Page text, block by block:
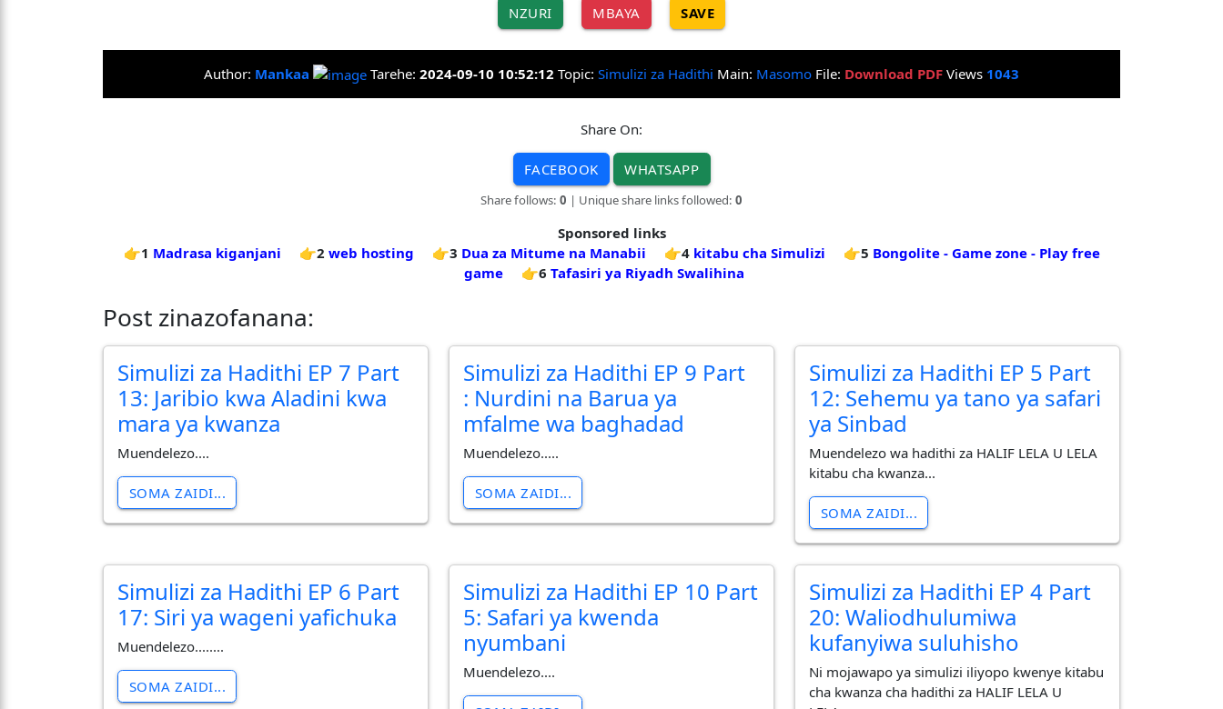
NZURI MBAYA SAVE
Author: Mankaa Tarehe: 2024-09-10 10:52:12 Topic: Simulizi za Hadithi Main: Masomo File: Download PDF Views 1043
Share On:
FACEBOOK WHATSAPP
Share follows: 0 | Unique share links followed: 0
Sponsored links
👉1 Madrasa kiganjani 👉2 web hosting 👉3 Dua za Mitume na Manabii 👉4 kitabu cha Simulizi 👉5 Bongolite - Game zone - Play free
game
👉6 Tafasiri ya Riyadh Swalihina
Post zinazofanana:
Simulizi za Hadithi EP 7 Part
13: Jaribio kwa Aladini kwa
mara ya kwanza
Muendelezo....
SOMA ZAIDI...
Simulizi za Hadithi EP 9 Part
: Nurdini na Barua ya
mfalme wa baghadad
Muendelezo.....
SOMA ZAIDI...
Simulizi za Hadithi EP 5 Part
12: Sehemu ya tano ya safari
ya Sinbad
Muendelezo wa hadithi za HALIF LELA U LELA
kitabu cha kwanza...
SOMA ZAIDI...
Simulizi za Hadithi EP 6 Part
17: Siri ya wageni yafichuka
Muendelezo........
SOMA ZAIDI...
Simulizi za Hadithi EP 10 Part
5: Safari ya kwenda
nyumbani
Muendelezo....
Simulizi za Hadithi EP 4 Part
20: Waliodhulumiwa
kufanyiwa suluhisho
Ni mojawapo ya simulizi iliyopo kwenye kitabu
cha kwanza cha hadithi za HALIF LELA U